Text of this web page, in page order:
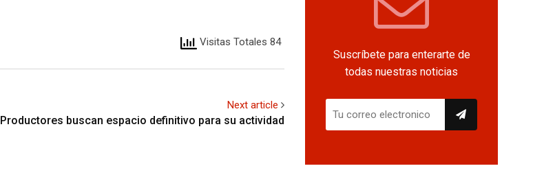
Visitas Totales 84
Next article
Productores buscan espacio definitivo para su actividad
Suscríbete para enterarte de
todas nuestras noticias